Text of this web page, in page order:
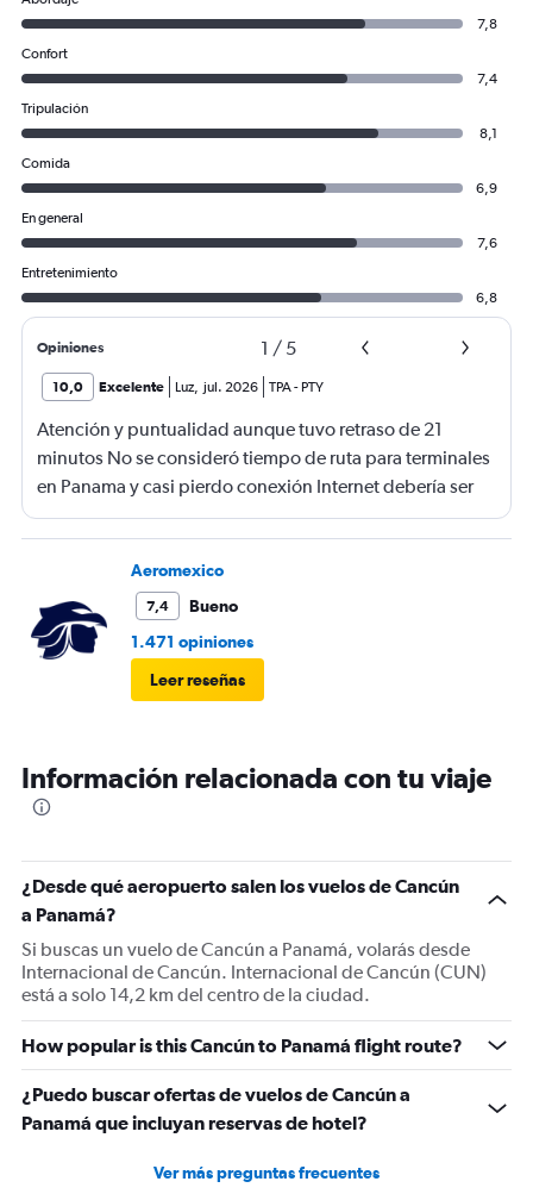
7,8
Confort
7,4
Tripulación
8,1
Comida
6,9
En general
7,6
Entretenimiento
6,8
Opiniones 1 / 5
10,0 Excelente Luz, jul. 2026 TPA- PTY
Atención y puntualidad aunque tuvo retraso de 21
minutos No se consideró tiempo de ruta para terminales
en Panama y casi pierdo conexión Internet debería ser
gratis
Aeromexico
7,4
Bueno
1.471 opiniones
Leer reseñas
Información relacionada con tu viaje
¿Desde qué aeropuerto salen los vuelos de Cancún
a Panamá?
Si buscas un vuelo de Cancún a Panamá, volarás desde
Internacional de Cancún. Internacional de Cancún (CUN)
está a solo 14,2 km del centro de la ciudad.
How popular is this Cancún to Panamá flight route?
¿Puedo buscar ofertas de vuelos de Cancún a
Panamá que incluyan reservas de hotel?
Ver más preguntas frecuentes